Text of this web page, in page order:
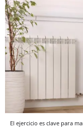
El ejercicio es clave para